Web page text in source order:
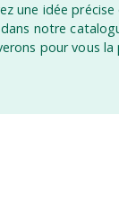
une idée
notre
pour vous la